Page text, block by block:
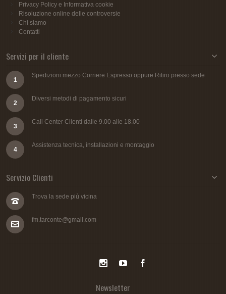
Privacy Policy e Informativa cookie
Risoluzione online delle controversie
Chi siamo
Contatti
Servizi per il cliente
1
Spedizioni mezzo Corriere Espresso oppure Ritiro presso sede
2
Diversi metodi di pagamento sicuri
3
Call Center Clienti dalle 9.00 alle 18.00
4
Assistenza tecnica, installazioni e montaggio
Servizio Clienti
Trova la sede più vicina
fm.tarconte@gmail.com
Newsletter